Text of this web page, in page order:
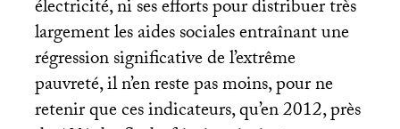
électricité, ni ses efforts pour distribuer très
largement les aides sociales entraînant une
régression significative de l’extrême
pauvreté, il n’en reste pas moins, pour ne
retenir que ces indicateurs, qu’en 2012, près